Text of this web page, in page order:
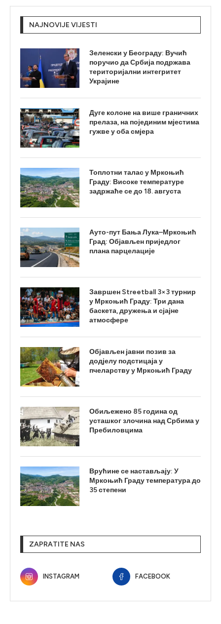
NAJNOVIJE VIJESTI
Зеленски у Београду: Вучић
поручио да Србија подржава
територијални интегритет
Украјине
Дуге колоне на више граничних
прелаза, на појединим мјестима
гужве у оба смјера
Топлотни талас у Мркоњић
Граду: Високе температуре
задржаће се до 18. августа
Ауто-пут Бања Лука–Мркоњић
Град: Објављен приједлог
плана парцелације
Завршен Streetball 3×3 турнир
у Мркоњић Граду: Три дана
баскета, дружења и сјајне
атмосфере
Објављен јавни позив за
додјелу подстицаја у
пчеларству у Мркоњић Граду
Обиљежено 85 година од
усташког злочина над Србима у
Пребиловцима
Врућине се настављају: У
Мркоњић Граду температура до
35 степени
ZAPRATITE NAS
INSTAGRAM FACEBOOK